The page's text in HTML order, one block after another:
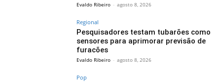
Evaldo Ribeiro - agosto 8, 2026
Regional
Pesquisadores testam tubarões como
sensores para aprimorar previsão de
furacões
Evaldo Ribeiro - agosto 8, 2026
Pop